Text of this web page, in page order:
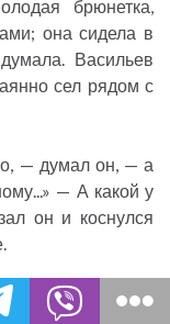
брюнетка,
она сидела в
Васильев
сел рядом с
— думал он, — а
— А какой у
он и коснулся